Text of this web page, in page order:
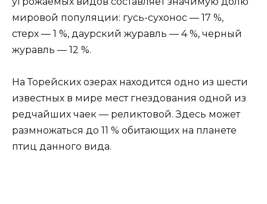
мировой популяции: гусь-сухонос — 17 %,
стерх — 1 %, даурский журавль — 4 %, черный
журавль — 12 %.
На Торейских озерах находится одно из шести
известных в мире мест гнездования одной из
редчайших чаек — реликтовой. Здесь может
размножаться до 11 % обитающих на планете
птиц данного вида.